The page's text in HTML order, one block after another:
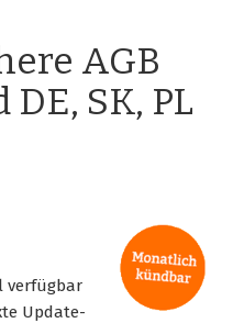
AGB
SK, PL
verfügbar
Update-